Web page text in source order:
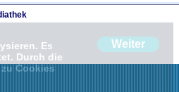
Weiter
Es
Durch die
Cookies